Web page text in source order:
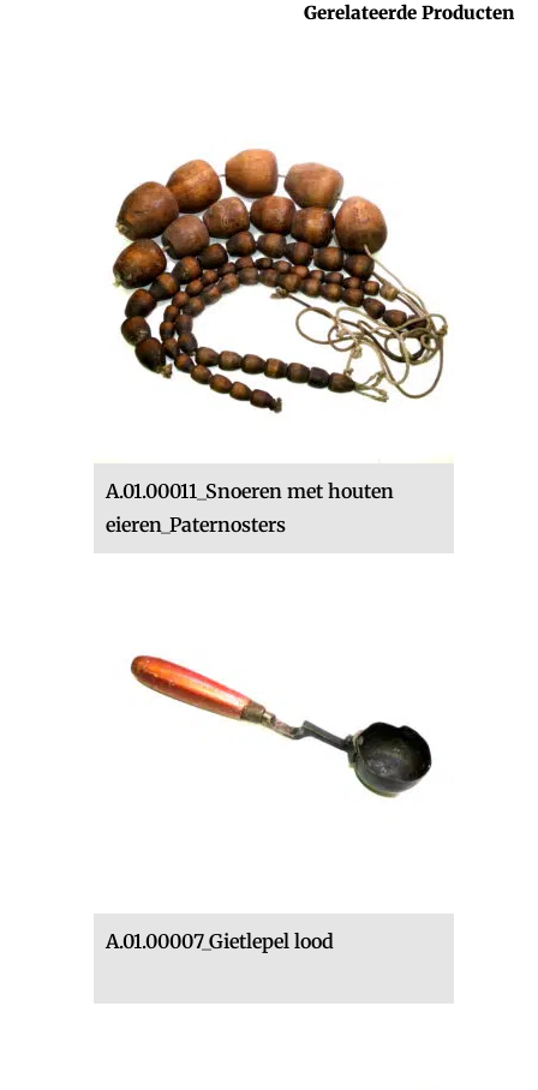
Gerelateerde Producten
A.01.00011_Snoeren met houten
eieren_Paternosters
A.01.00007_Gietlepel lood